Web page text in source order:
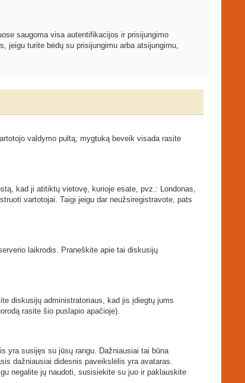
saugoma visa autentifikacijos ir prisijungimo
jeigu turite bėdų su prisijungimu arba atsijungimu,
valdymo pultą; mygtuką beveik visada rasite
kad ji atitiktų vietovę, kurioje esate, pvz.: Londonas,
vartotojai. Taigi jeigu dar neužsiregistravote, pats
laikrodis. Praneškite apie tai diskusijų
diskusijų administratoriaus, kad jis įdiegtų jums
rasite šio puslapio apačioje).
yra susijęs su jūsų rangu. Dažniausiai tai būna
dažniausiai didesnis paveikslėlis yra avataras.
negalite jų naudoti, susisiekite su juo ir paklauskite